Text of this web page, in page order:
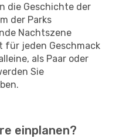
die Geschichte der
der Parks
Nachtszene
für jeden Geschmack
als Paar oder
Sie
einplanen?